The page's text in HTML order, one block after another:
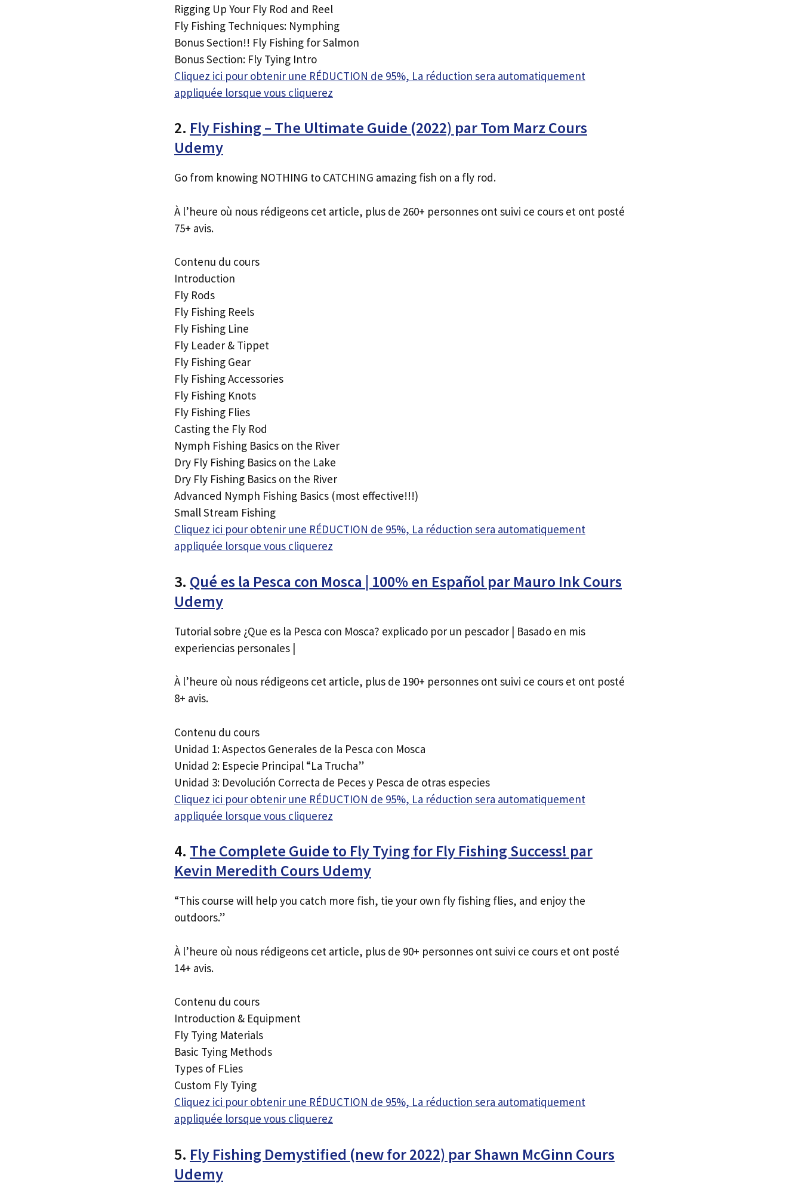
Rigging Up Your Fly Rod and Reel
Fly Fishing Techniques: Nymphing
Bonus Section!! Fly Fishing for Salmon
Bonus Section: Fly Tying Intro
Cliquez ici pour obtenir une RÉDUCTION de 95%, La réduction sera automatiquement
appliquée lorsque vous cliquerez
2. Fly Fishing – The Ultimate Guide (2022) par Tom Marz Cours
Udemy
Go from knowing NOTHING to CATCHING amazing fish on a fly rod.
À l’heure où nous rédigeons cet article, plus de 260+ personnes ont suivi ce cours et ont posté
75+ avis.
Contenu du cours
Introduction
Fly Rods
Fly Fishing Reels
Fly Fishing Line
Fly Leader & Tippet
Fly Fishing Gear
Fly Fishing Accessories
Fly Fishing Knots
Fly Fishing Flies
Casting the Fly Rod
Nymph Fishing Basics on the River
Dry Fly Fishing Basics on the Lake
Dry Fly Fishing Basics on the River
Advanced Nymph Fishing Basics (most effective!!!)
Small Stream Fishing
Cliquez ici pour obtenir une RÉDUCTION de 95%, La réduction sera automatiquement
appliquée lorsque vous cliquerez
3. Qué es la Pesca con Mosca | 100% en Español par Mauro Ink Cours
Udemy
Tutorial sobre ¿Que es la Pesca con Mosca? explicado por un pescador | Basado en mis
experiencias personales |
À l’heure où nous rédigeons cet article, plus de 190+ personnes ont suivi ce cours et ont posté
8+ avis.
Contenu du cours
Unidad 1: Aspectos Generales de la Pesca con Mosca
Unidad 2: Especie Principal “La Trucha”
Unidad 3: Devolución Correcta de Peces y Pesca de otras especies
Cliquez ici pour obtenir une RÉDUCTION de 95%, La réduction sera automatiquement
appliquée lorsque vous cliquerez
4. The Complete Guide to Fly Tying for Fly Fishing Success! par
Kevin Meredith Cours Udemy
“This course will help you catch more fish, tie your own fly fishing flies, and enjoy the
outdoors.”
À l’heure où nous rédigeons cet article, plus de 90+ personnes ont suivi ce cours et ont posté
14+ avis.
Contenu du cours
Introduction & Equipment
Fly Tying Materials
Basic Tying Methods
Types of FLies
Custom Fly Tying
Cliquez ici pour obtenir une RÉDUCTION de 95%, La réduction sera automatiquement
appliquée lorsque vous cliquerez
5. Fly Fishing Demystified (new for 2022) par Shawn McGinn Cours
Udemy